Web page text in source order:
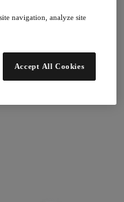
navigation, analyze site
Accept All Cookies